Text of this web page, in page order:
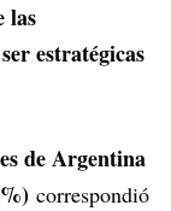
las
estratégicas
de Argentina
correspondió